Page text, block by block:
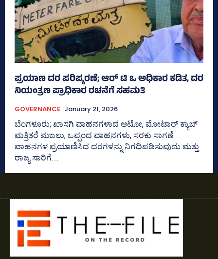
ಪ್ರಯಾಣ ದರ ಪರಿಷ್ಕರಣೆ; ಆರ್ ಟಿ ಒ ಅಧಿಕಾರ ಕಡಿತ, ದರ
ನಿಯಂತ್ರಣ ಪ್ರಾಧಿಕಾರ ರಚನೆಗೆ ಸಹಮತಿ
GOVERNANCE January 21, 2026
ಬೆಂಗಳೂರು; ಖಾಸಗಿ ವಾಹನಗಳಾದ ಆಟೋ, ಮೋಟಾರ್‍‌ ಕ್ಯಾಬ್‌
ಮತ್ತಿತರೆ ಮಜಲು, ಒಪ್ಪಂದ ವಾಹನಗಳು, ಸರಕು ಸಾಗಣೆ
ವಾಹನಗಳ ಪ್ರಯಾಣಿಸಿದ ದರಗಳನ್ನು ನಿಗದಿಪಡಿಸುವುದು ಮತ್ತು
ರಾಜ್ಯ ಸಾರಿಗೆ...